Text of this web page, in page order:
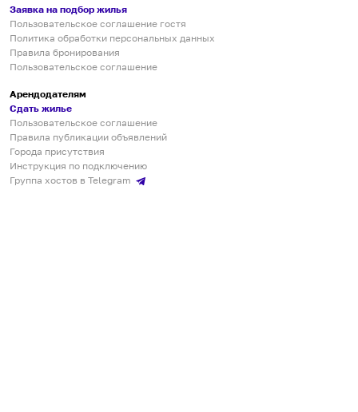
Заявка на подбор жилья
Пользовательское соглашение гостя
Политика обработки персональных данных
Правила бронирования
Пользовательское соглашение
Арендодателям
Сдать жилье
Пользовательское соглашение
Правила публикации объявлений
Города присутствия
Инструкция по подключению
Группа хостов в Telegram